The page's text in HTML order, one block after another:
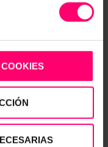
y liderado por el
funcione
en la
nuevos